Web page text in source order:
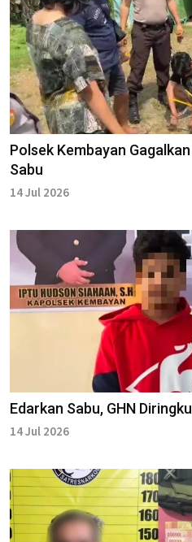
Polsek Kembayan
Sabu
14 Jul 2026
Edarkan Sabu, GHN
14 Jul 2026